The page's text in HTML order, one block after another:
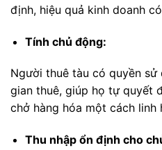
định, hiệu quả kinh doanh
Tính chủ động:
Người thuê tàu có quyền
gian thuê, giúp họ tự quyết
chở hàng hóa một cách linh
Thu nhập ổn định cho